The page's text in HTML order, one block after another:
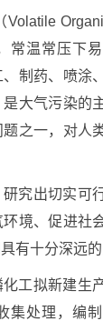
常温常压下
制药、喷涂
大气污染的
之一，对人
究出切实可
境、促进社
有十分深远的
工拟新建生
集处理，编